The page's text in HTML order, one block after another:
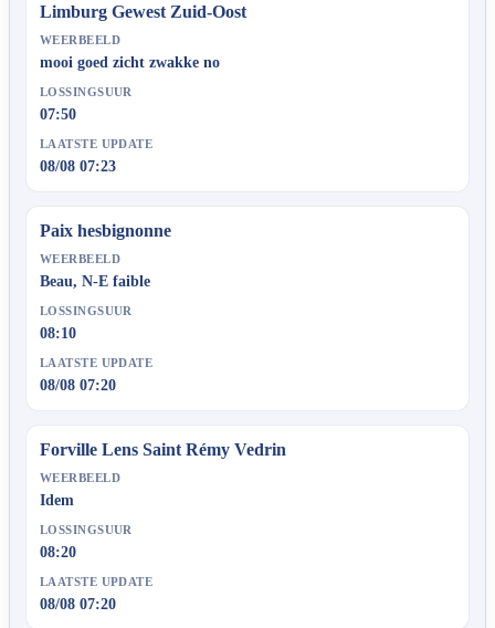
Limburg Gewest Zuid-Oost
WEERBEELD
mooi goed zicht zwakke no
LOSSINGSUUR
07:50
LAATSTE UPDATE
08/08 07:23
Paix hesbignonne
WEERBEELD
Beau, N-E faible
LOSSINGSUUR
08:10
LAATSTE UPDATE
08/08 07:20
Forville Lens Saint Rémy Vedrin
WEERBEELD
Idem
LOSSINGSUUR
08:20
LAATSTE UPDATE
08/08 07:20